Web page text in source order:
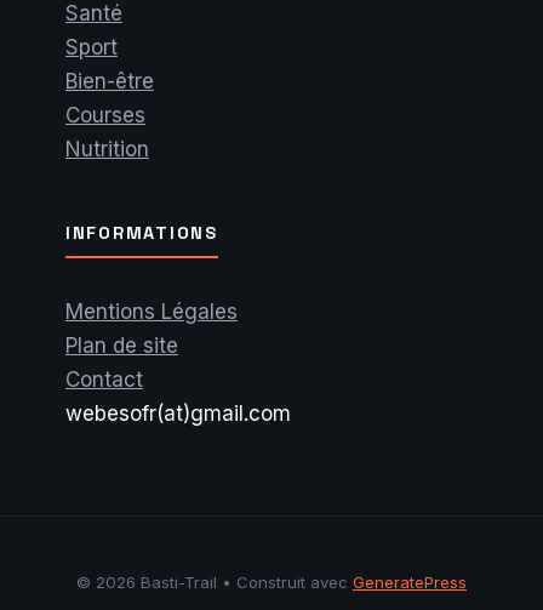
Santé
Sport
Bien-être
Courses
Nutrition
INFORMATIONS
Mentions Légales
Plan de site
Contact
webesofr(at)gmail.com
© 2026 Basti-Trail • Construit avec GeneratePress